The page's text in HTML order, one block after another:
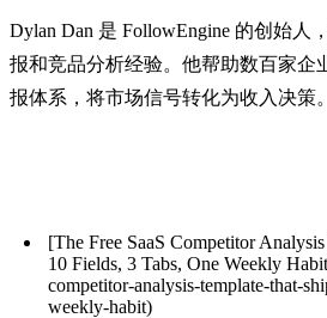
Dylan Dan 是 FollowEngine 的创始人
报和竞品分析经验。他帮助数百家企
报体系，将市场信号转化为收入决策。
[The Free SaaS Competitor
10 Fields, 3 Tabs, One Weekly
competitor-analysis-template-that-
weekly-habit)